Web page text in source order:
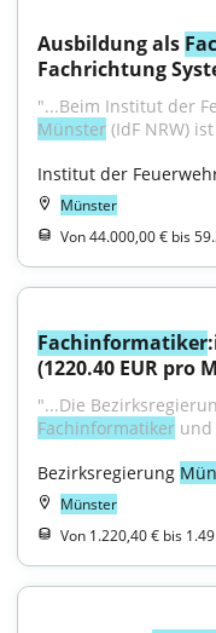
Ausbildung als
Fachrichtung
Münster (IdF NRW)
Institut der
Münster
Von 44.000,00 € bis
Fachinformatiker
(1220.40 EUR pro
"...Die
Fachinformatiker
Bezirksregierung
Münster
Von 1.220,40 € bis